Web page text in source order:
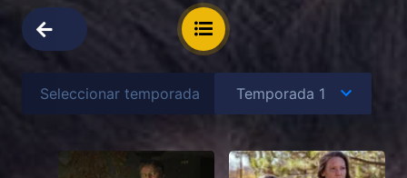
Seleccionar temporada